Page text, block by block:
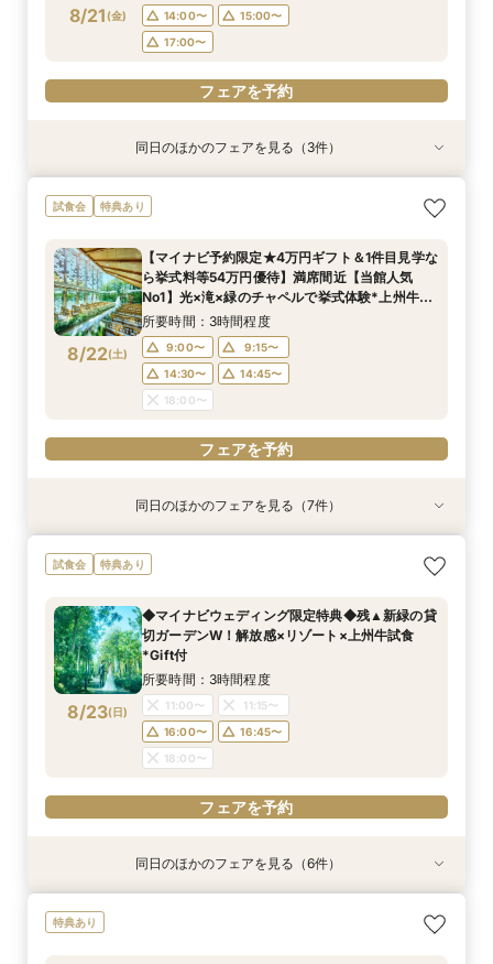
フェアを予約
フェアを予約
フェアを予約
8/21 (金)
14:00〜
15:00〜
17:00〜
フェアを予約
特典あり
8/21(金)
【少人数W】貸切邸宅でアットホームW×限定プ
ラン＆衣装優待付
11:00〜
12:00〜
15:00〜
フェアを予約
8/21(金)
限定1組★マタニティ限定特典＆”安心”見積相談
×森のチャペル
11:00〜
12:00〜
15:00〜
フェアを予約
8/21(金)
【オンライン相談会】遠方・見学前に自宅でOK#
見積&会場紹介
12:00〜
14:00〜
16:00〜
フェアを予約
同日のほかのフェアを見る（3件）
試食会 特典あり
8/22(土)
【マイナビ予約限定★4万円ギフト＆1件目見学な
ら挙式料等54万円優待】満席間近【当館人気
No1】光×滝×緑のチャペルで挙式体験*上州牛試
食
所要時間：3時間程度
9:00〜
9:15〜
14:30〜
14:45〜
18:00〜
フェアを予約
特典あり 動画あり
8/22(土)
【おもてなし◎料理ランクUP特典】New貸切邸
宅体験×上州牛試食
9:00〜
9:15〜
14:30〜
18:00〜
フェアを予約
特典あり
8/22(土)
＼県内随一の貸切ガーデン／光輝く水×緑のチャ
ペル＆憧れドレス特典×とろける上州牛コース試
所要時間：2時間30分程度
9:00〜
14:30〜
14:45〜
18:00〜
フェアを予約
特典あり
8/22(土)
＼マイナビ予約限定♪／■【憧れ叶うドレス特典
付】白亜の邸宅×階段入場体験*上州牛試食
9:00〜
9:15〜
14:30〜
18:00〜
フェアを予約
特典あり
8/22(土)
限定1組★マタニティ限定特典＆”安心”見積相談
×森のチャペル
9:00〜
9:15〜
14:30〜
18:00〜
フェアを予約
特典あり
8/22(土)
初めて見学*お料理重視の方へ◆豪華試食×安心
お見積り相談会
9:00〜
9:15〜
14:30〜
18:00〜
フェアを予約
特典あり
8/22(土)
【よくばりALL体験】自然溢れる挙式体験＆10大
特典＆上州牛コース試食
9:00〜
9:15〜
14:30〜
18:00〜
フェアを予約
8/22(土)
【遠方の方◎オンライン相談会】スマホで簡単！
豪華5大特典付き
9:00〜
9:15〜
14:30〜
18:00〜
フェアを予約
同日のほかのフェアを見る（7件）
試食会 特典あり
8/23(日)
◆マイナビウェディング限定特典◆残▲新緑の貸
切ガーデンW！解放感×リゾート×上州牛試食
*Gift付
所要時間：3時間程度
11:00〜
11:15〜
16:00〜
16:45〜
18:00〜
フェアを予約
特典あり
【よくばりALL体験】自然溢れる挙式体験＆10大
【遠方の方◎オンライン相談会】スマホで簡単！
特典あり
＼県内随一の貸切ガーデン／光輝く水×緑のチャ
ペル＆憧れドレス特典×とろける上州牛コース試
特典あり
【おもてなし◎料理ランクUP特典】New貸切邸
特典あり
限定1組★マタニティ限定特典＆”安心”見積相談
特典あり同日のほかのフェアを見る（6件）
特典あり